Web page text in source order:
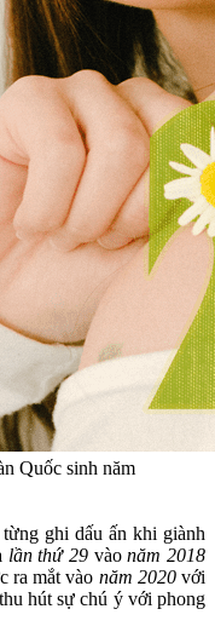
Quốc sinh năm
từng ghi dấu ấn khi giành
lần thứ 29 vàonăm 2018
ra mắt vào năm 2020với
hút sự chú ý với phong